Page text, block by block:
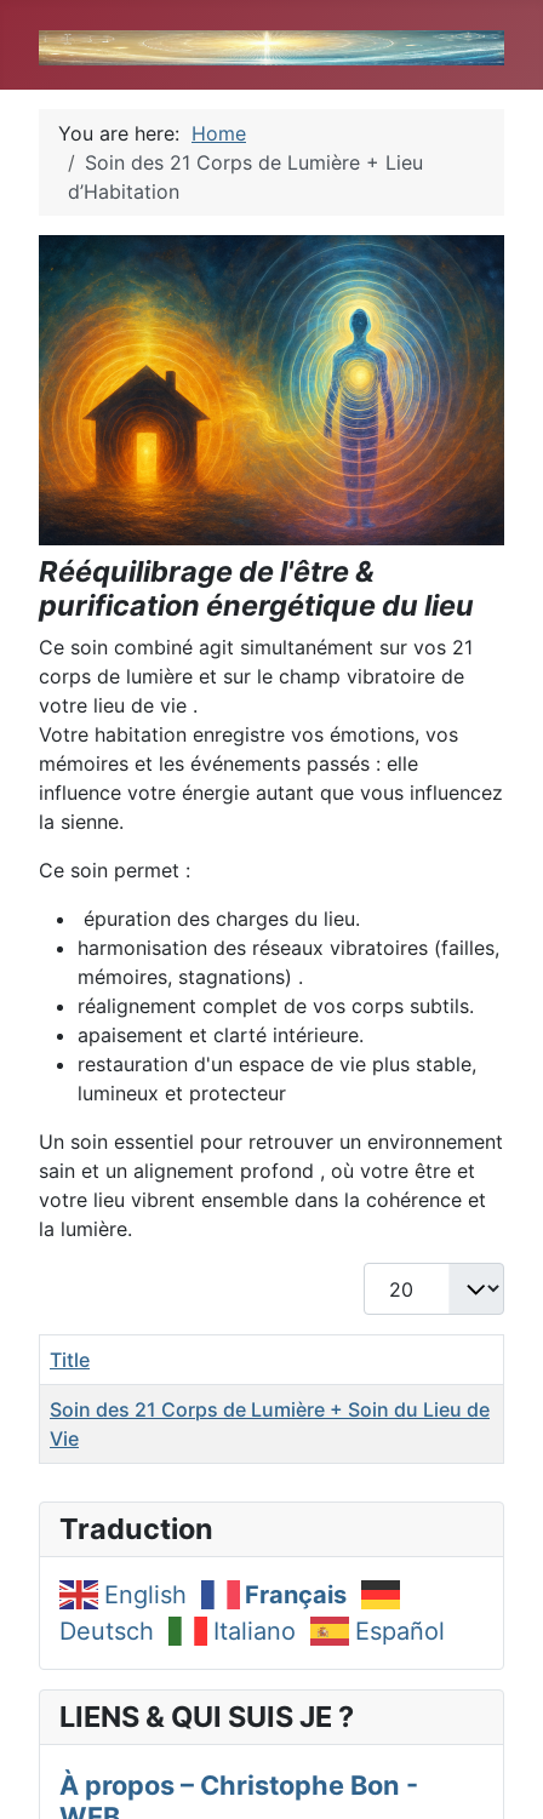
You are here: Home
Soin des 21 Corps de Lumière + Lieu
d’Habitation
Rééquilibrage de l'être &
purification énergétique du lieu
Ce soin combiné agit simultanément sur vos 21
corps de lumière et sur le champ vibratoire de
votre lieu de vie .
Votre habitation enregistre vos émotions, vos
mémoires et les événements passés : elle
influence votre énergie autant que vous influencez
la sienne.
Ce soin permet :
épuration des charges du lieu.
harmonisation des réseaux vibratoires (failles,
mémoires, stagnations) .
réalignement complet de vos corps subtils.
apaisement et clarté intérieure.
restauration d'un espace de vie plus stable,
lumineux et protecteur
Un soin essentiel pour retrouver un environnement
sain et un alignement profond , où votre être et
votre lieu vibrent ensemble dans la cohérence et
la lumière.
Display #
Title
Soin des 21 Corps de Lumière + Soin du Lieu de
Vie
Traduction
English
Français
Deutsch
Italiano Español
LIENS & QUI SUIS JE ?
À propos – Christophe Bon -